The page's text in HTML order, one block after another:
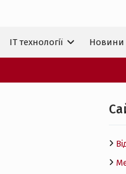
IT технологiї Новини